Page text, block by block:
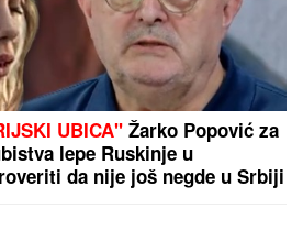
UBICA" Žarko Popović za
lepe Ruskinje u
da nije još negde u Srbiji